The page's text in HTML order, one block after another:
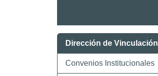
Dirección de Vinculación
Convenios Institucionales